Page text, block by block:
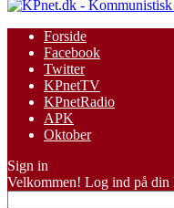
Forside
Facebook
Twitter
KPnetTV
KPnetRadio
APK
Oktober
Sign in
Velkommen! Log ind på din